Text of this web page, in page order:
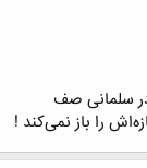
سلمانی صف
را باز نمی‌كند !